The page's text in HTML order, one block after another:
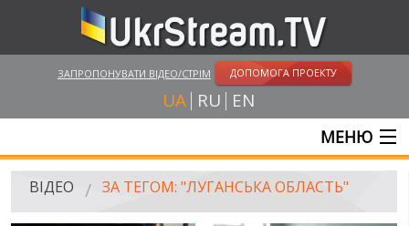
ЗАПРОПОНУВАТИ ВІДЕО/СТРІМ ДОПОМОГА ПРОЕКТУ
UA RU EN
МЕНЮ
ГОЛОВНА
ВІДЕО ЗА ТЕГОМ: "ЛУГАНСЬКА ОБЛАСТЬ"